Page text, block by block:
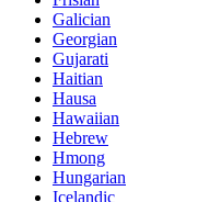
Galician
Georgian
Gujarati
Haitian
Hausa
Hawaiian
Hebrew
Hmong
Hungarian
Icelandic